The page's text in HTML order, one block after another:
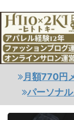
月額770円
パーソナ